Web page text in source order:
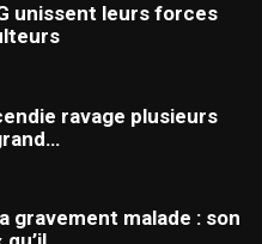
unissent leurs forces
ravage plusieurs
gravement malade : son